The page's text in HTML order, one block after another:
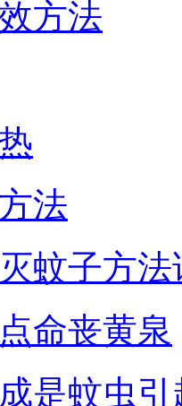
方法
法
蚊子方法
命丧黄泉
是蚊虫